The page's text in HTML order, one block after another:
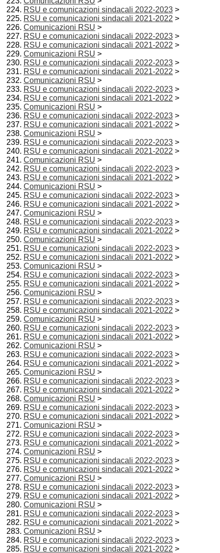
RSU e comunicazioni sindacali 2022-2023 >
RSU e comunicazioni sindacali 2021-2022 >
Comunicazioni RSU >
RSU e comunicazioni sindacali 2022-2023 >
RSU e comunicazioni sindacali 2021-2022 >
Comunicazioni RSU >
RSU e comunicazioni sindacali 2022-2023 >
RSU e comunicazioni sindacali 2021-2022 >
Comunicazioni RSU >
RSU e comunicazioni sindacali 2022-2023 >
RSU e comunicazioni sindacali 2021-2022 >
Comunicazioni RSU >
RSU e comunicazioni sindacali 2022-2023 >
RSU e comunicazioni sindacali 2021-2022 >
Comunicazioni RSU >
RSU e comunicazioni sindacali 2022-2023 >
RSU e comunicazioni sindacali 2021-2022 >
Comunicazioni RSU >
RSU e comunicazioni sindacali 2022-2023 >
RSU e comunicazioni sindacali 2021-2022 >
Comunicazioni RSU >
RSU e comunicazioni sindacali 2022-2023 >
RSU e comunicazioni sindacali 2021-2022 >
Comunicazioni RSU >
RSU e comunicazioni sindacali 2022-2023 >
RSU e comunicazioni sindacali 2021-2022 >
Comunicazioni RSU >
RSU e comunicazioni sindacali 2022-2023 >
RSU e comunicazioni sindacali 2021-2022 >
Comunicazioni RSU >
RSU e comunicazioni sindacali 2022-2023 >
RSU e comunicazioni sindacali 2021-2022 >
Comunicazioni RSU >
RSU e comunicazioni sindacali 2022-2023 >
RSU e comunicazioni sindacali 2021-2022 >
Comunicazioni RSU >
RSU e comunicazioni sindacali 2022-2023 >
RSU e comunicazioni sindacali 2021-2022 >
Comunicazioni RSU >
RSU e comunicazioni sindacali 2022-2023 >
RSU e comunicazioni sindacali 2021-2022 >
Comunicazioni RSU >
RSU e comunicazioni sindacali 2022-2023 >
RSU e comunicazioni sindacali 2021-2022 >
Comunicazioni RSU >
RSU e comunicazioni sindacali 2022-2023 >
RSU e comunicazioni sindacali 2021-2022 >
Comunicazioni RSU >
RSU e comunicazioni sindacali 2022-2023 >
RSU e comunicazioni sindacali 2021-2022 >
Comunicazioni RSU >
RSU e comunicazioni sindacali 2022-2023 >
RSU e comunicazioni sindacali 2021-2022 >
Comunicazioni RSU >
RSU e comunicazioni sindacali 2022-2023 >
RSU e comunicazioni sindacali 2021-2022 >
Comunicazioni RSU >
RSU e comunicazioni sindacali 2022-2023 >
RSU e comunicazioni sindacali 2021-2022 >
Comunicazioni RSU >
RSU e comunicazioni sindacali 2022-2023 >
RSU e comunicazioni sindacali 2021-2022 >